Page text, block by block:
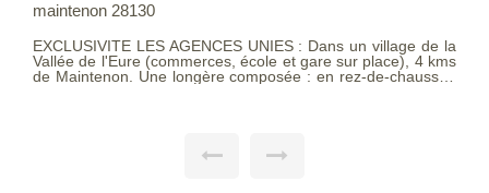
4 kms
MAINTENON 28130
LES AGENCES UNIES VOUS PRESENTENT
magnifique longère, idéalement située à
minutes de la gare (direction Paris Montparnasse) et
pour un confort optimal + Dépendances, garage et